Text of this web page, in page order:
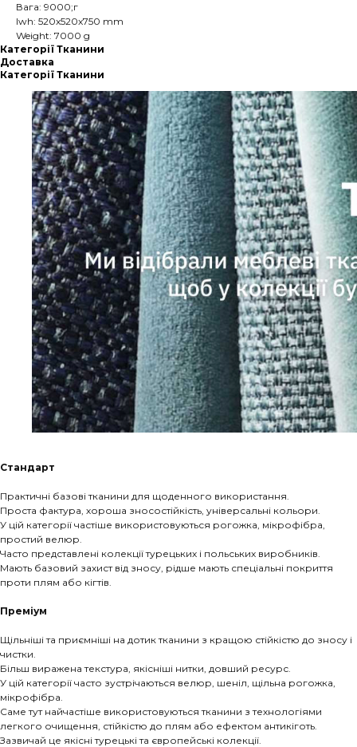
Вага: 9000;г
lwh: 520x520x750 mm
Weight: 7000 g
Категорії Тканини
Доставка
Категорії Тканини
Стандарт
Практичні базові тканини для щоденного використання.
Проста фактура, хороша зносостійкість, універсальні кольори.
У цій категорії частіше використовуються рогожка, мікрофібра,
простий велюр.
Часто представлені колекції турецьких і польських виробників.
Мають базовий захист від зносу, рідше мають спеціальні покриття
проти плям або кігтів.
Преміум
Щільніші та приємніші на дотик тканини з кращою стійкістю до зносу і
чистки.
Більш виражена текстура, якісніші нитки, довший ресурс.
У цій категорії часто зустрічаються велюр, шеніл, щільна рогожка,
мікрофібра.
Саме тут найчастіше використовуються тканини з технологіями
легкого очищення, стійкістю до плям або ефектом антикіготь.
Зазвичай це якісні турецькі та європейські колекції.